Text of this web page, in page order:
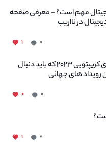
مهم است؟ - معرفی صفحه
در نااریب
۰ ۱
مهم ترین رویداد های کریپتویی ۲۰۲۳ که باید دنبال
رویداد های جهانی
۰ ۰
۰ ۱